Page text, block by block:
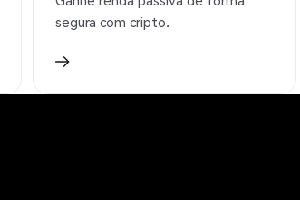
segura com cripto.